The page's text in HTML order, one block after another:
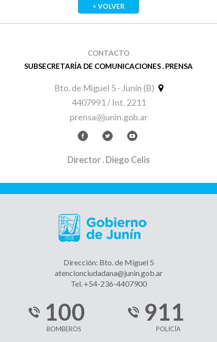
< VOLVER
CONTACTO
SUBSECRETARÍA DE COMUNICACIONES . PRENSA
Bto. de Miguel 5 - Junín (B)
4407991 / Int. 2211
prensa@junin.gob.ar
Director. Diego Celis
Dirección: Bto. de Miguel 5
atencionciudadana@junin.gob.ar
Tel. +54-236-4407900
100
BOMBEROS
911
POLICÍA